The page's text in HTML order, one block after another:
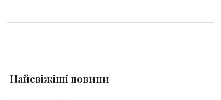
Найсвіжіші новини